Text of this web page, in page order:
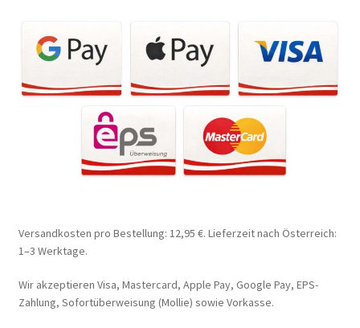
Versandkosten pro Bestellung: 12,95 €. Lieferzeit nach Österreich:
1–3 Werktage.
Wir akzeptieren Visa, Mastercard, Apple Pay, Google Pay, EPS-
Zahlung, Sofortüberweisung (Mollie) sowie Vorkasse.